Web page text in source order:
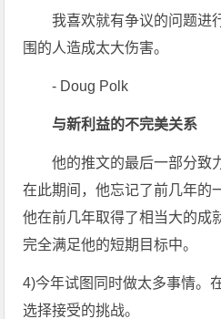
我喜欢就有争议的问题进
围的人造成太大伤害。
- Doug Polk
与新利益的不完美关系
他的推文的最后一部分致
在此期间，他忘记了前几年的
他在前几年取得了相当大的成
完全满足他的短期目标中。
4)今年试图同时做太多事情。
选择接受的挑战。